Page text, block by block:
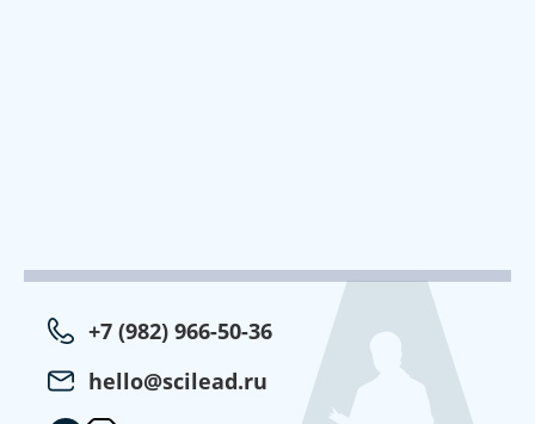
+7 (982) 966-50-36
hello@scilead.ru